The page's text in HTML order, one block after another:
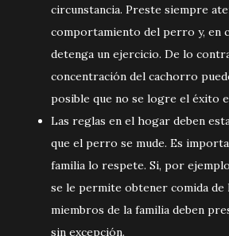
circunstancia. Preste siempre
comportamiento del perro y, en
detenga un ejercicio. De lo
concentración del cachorro
posible que no se logre el éxito
Las reglas en el hogar deben
que el perro se mude. Es
familia lo respete. Si, por
se le permite obtener comida de
miembros de la familia deben
sin excepción.